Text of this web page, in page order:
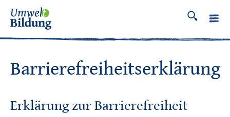
Barrierefreiheitserklärung
Erklärung zur Barrierefreiheit